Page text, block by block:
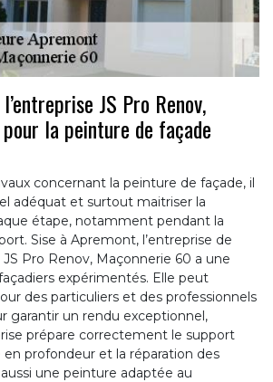
JS Pro Renov,
la peinture de façade
concernant la peinture de façade, il
adéquat et surtout maitriser la
étape, notamment pendant la
Sise à Apremont, l’entreprise de
Pro Renov, Maçonnerie 60 a une
expérimentés. Elle peut
des particuliers et des professionnels
garantir un rendu exceptionnel,
prépare correctement le support
profondeur et la réparation des
une peinture adaptée au